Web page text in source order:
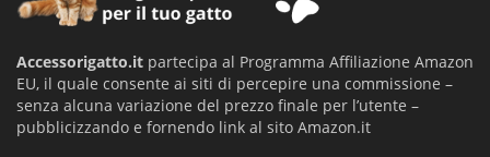
Accessorigatto.it partecipa al Programma Affiliazione Amazon
EU, il quale consente ai siti di percepire una commissione –
senza alcuna variazione del prezzo finale per l’utente –
pubblicizzando e fornendo link al sito Amazon.it